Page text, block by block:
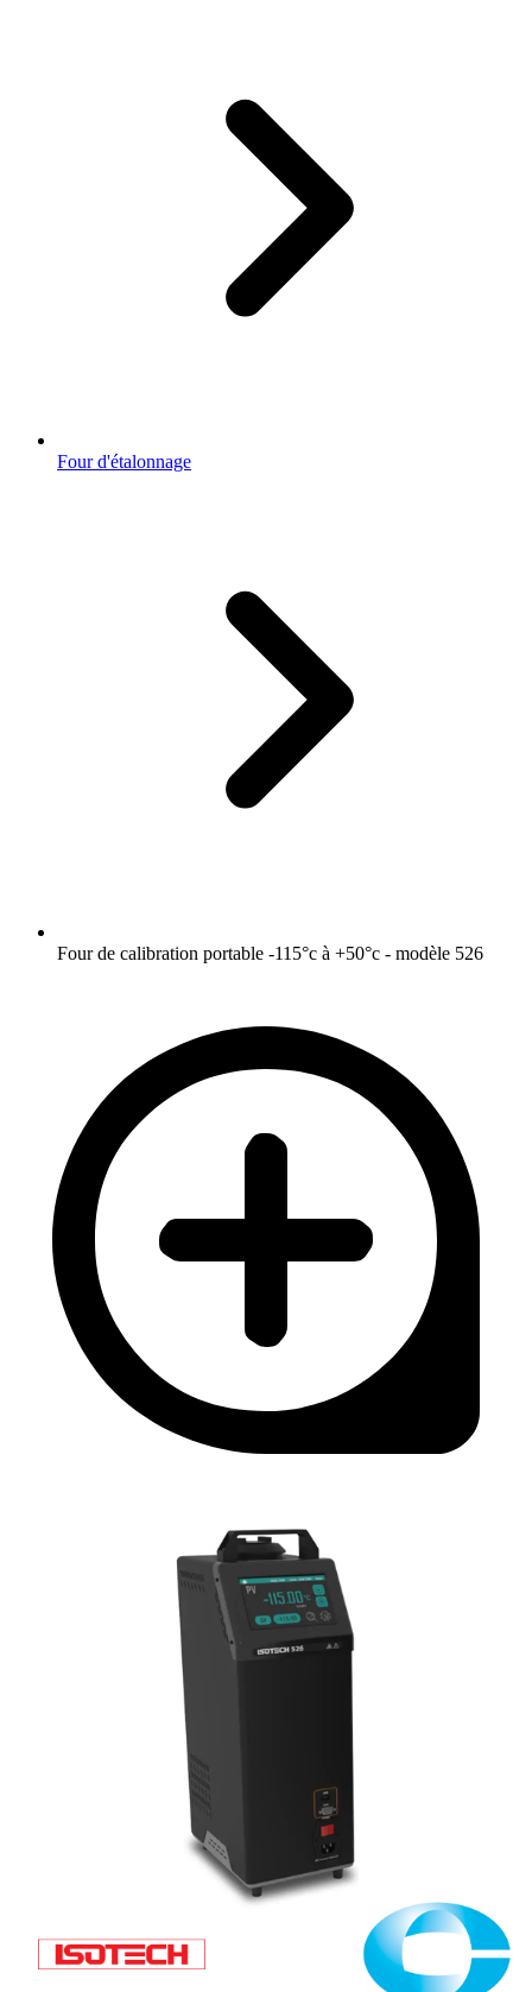
Four d'étalonnage
Four de calibration portable -115°c à +50°c - modèle 526